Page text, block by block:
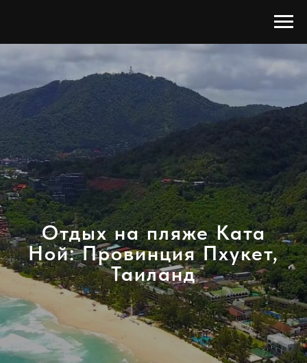
Отдых на пляже Ката
Ной: Провинция Пхукет,
Таиланд